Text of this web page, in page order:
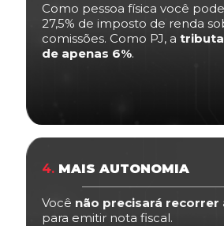
Como pessoa física você
27,5% de imposto de renda
comissões. Como PJ, a
de apenas 6%.
4. MAIS AUTONOMIA
Você não precisará recorrer
para emitir nota fiscal.